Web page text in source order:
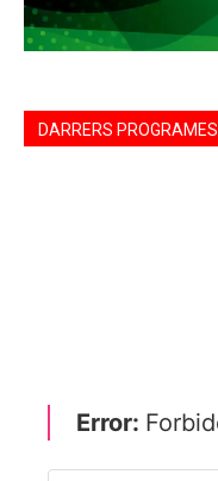
DARRERS PROGRAMES